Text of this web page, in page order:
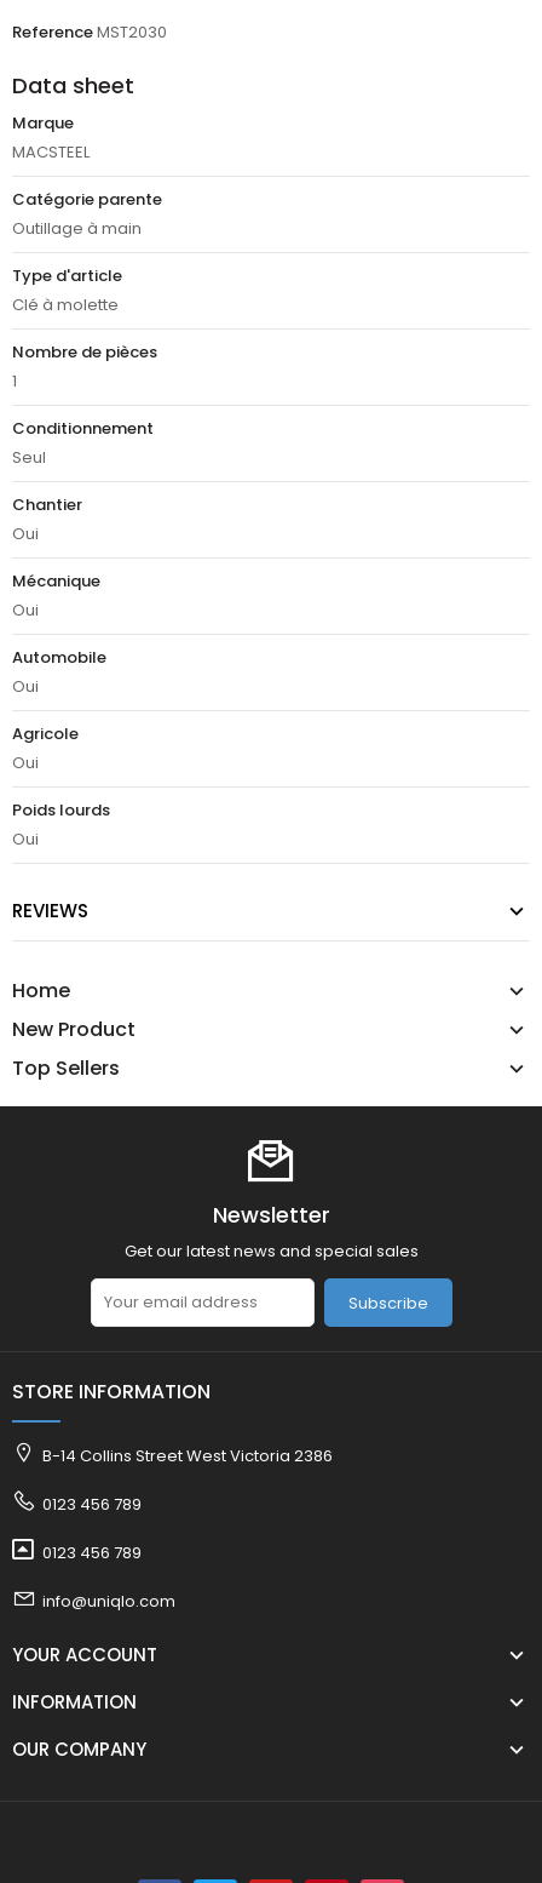
Home
New Product
Top Sellers
ReferenceMST2030
Data sheet
Marque
MACSTEEL
Catégorie parente
Outillage à main
Type d'article
Clé à molette
Nombre de pièces
1
Conditionnement
Seul
Chantier
Oui
Mécanique
Oui
Automobile
Oui
Agricole
Oui
Poids lourds
Oui
REVIEWS
Newsletter
Get our latest news and special sales
Subscribe
STORE INFORMATION
B-14 Collins Street West Victoria 2386
0123 456 789
0123 456 789
info@uniqlo.com
YOUR ACCOUNT
INFORMATION
OUR COMPANY